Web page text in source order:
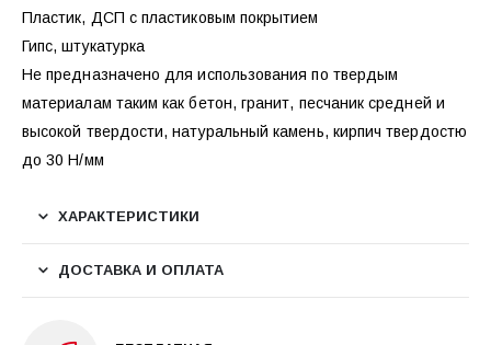
Пластик, ДСП с пластиковым покрытием
Гипс, штукатурка
Не предназначено для использования по твердым
материалам таким как бетон, гранит, песчаник средней и
высокой твердости, натуральный камень, кирпич твердостю
до 30 Н/мм
ХАРАКТЕРИСТИКИ
ДОСТАВКА И ОПЛАТА